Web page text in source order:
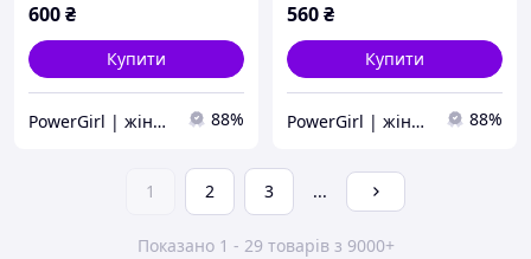
600₴
Купити
PowerGirl | жіночий одяг 88%
560₴
Купити
PowerGirl | жіночий одяг 88%
1 2 3 ...
Показано 1 - 29 товарів з 9000+